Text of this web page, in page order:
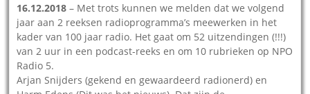
16.12.2018 – Met trots kunnen we melden dat we volgend
jaar aan 2 reeksen radioprogramma’s meewerken in het
kader van 100 jaar radio. Het gaat om 52 uitzendingen (!!!)
van 2 uur in een podcast-reeks en om 10 rubrieken op NPO
Radio 5.
Arjan Snijders (gekend en gewaardeerd radionerd) en